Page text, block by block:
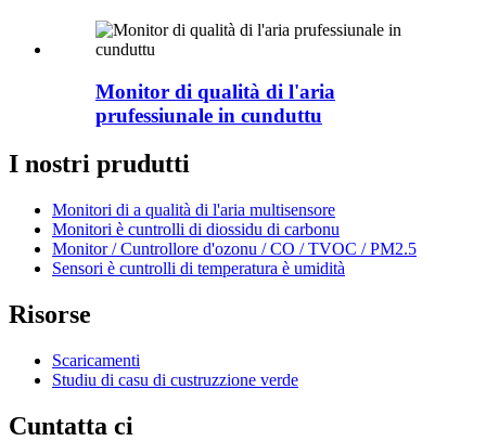
Monitor di qualità di l'aria
prufessiunale in cunduttu
I nostri prudutti
Monitori di a qualità di l'aria multisensore
Monitori è cuntrolli di diossidu di carbonu
Monitor / Cuntrollore d'ozonu / CO / TVOC / PM2.5
Sensori è cuntrolli di temperatura è umidità
Risorse
Scaricamenti
Studiu di casu di custruzzione verde
Cuntatta ci